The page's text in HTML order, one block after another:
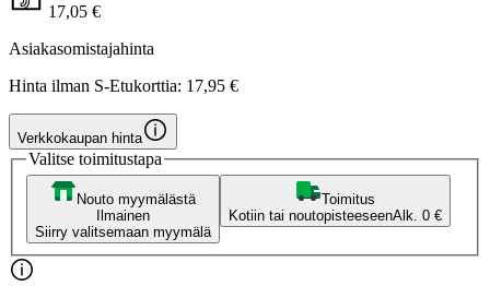
17,05 €
Asiakasomistajahinta
Hinta ilman S-Etukorttia: 17,95 €
Verkkokaupan hinta
Valitse toimitustapa
Nouto myymälästä
Ilmainen
Siirry valitsemaan myymälä
Toimitus
Kotiin tai noutopisteeseenAlk. 0 €